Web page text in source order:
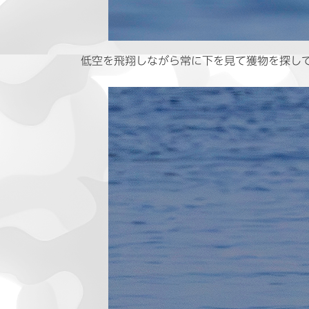
低空を飛翔しながら常に下を見て獲物を探し